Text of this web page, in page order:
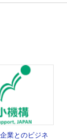
業とのビジネ